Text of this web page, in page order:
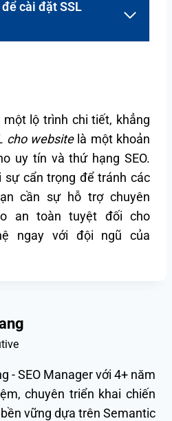
cài đặt SSL
lộ trình chi tiết, khẳng
cho websitelà một khoản
uy tín và thứ hạng SEO.
sự cẩn trọng để tránh các
cần sự hỗ trợ chuyên
an toàn tuyệt đối cho
ngay với đội ngũ của
- SEO Manager với 4+ năm
chuyên triển khai chiến
bền vững dựa trên Semantic